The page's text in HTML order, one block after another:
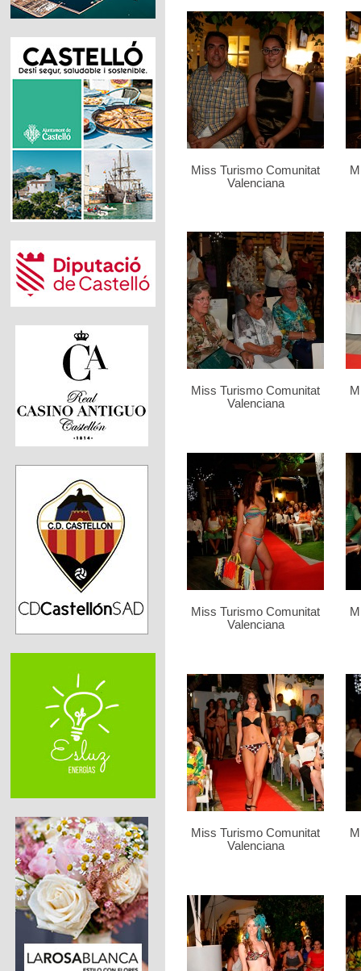
Miss Turismo Comunitat
Valenciana
Miss Turismo Comunitat
Valenciana
Miss Turismo Comunitat
Valenciana
Miss Turismo Comunitat
Valenciana